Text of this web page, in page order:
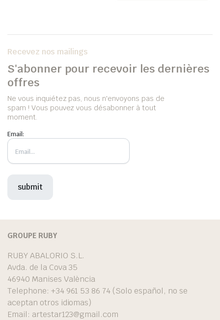
Recevez nos mailings
S'abonner pour recevoir les dernières
offres
Ne vous inquiétez pas, nous n'envoyons pas de
spam ! Vous pouvez vous désabonner à tout
moment.
Email:
GROUPE RUBY
RUBY ABALORIO S.L.
Avda. de la Cova 35
46940 Manises València
Telephone: +34 961 53 86 74 (Solo español, no se
aceptan otros idiomas)
Email: artestar123@gmail.com